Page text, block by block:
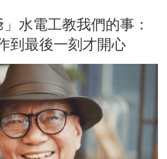
水電工教我們的事：
到最後一刻才開心